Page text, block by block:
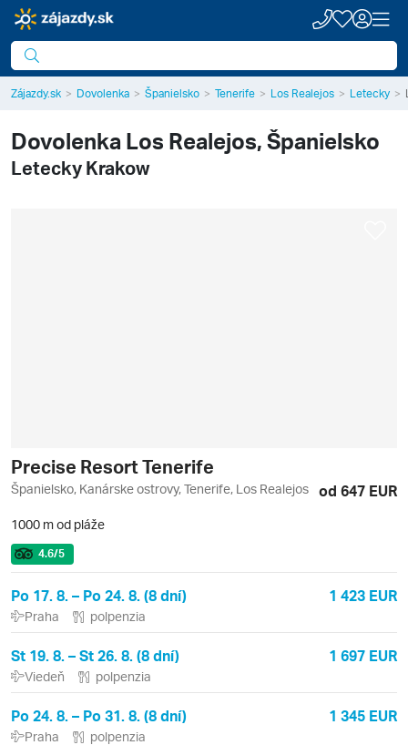
Zájazdy.sk Dovolenka Španielsko Tenerife Los Realejos Letecky
Dovolenka Los Realejos, Španielsko
Letecky Krakow
Precise Resort Tenerife
Španielsko, Kanárske ostrovy, Tenerife, Los Realejos od 647 EUR
1000 m od pláže
4.6/5
Po 17. 8. – Po 24. 8. (8 dní) 1 423 EUR
Praha polpenzia
St 19. 8. – St 26. 8. (8 dní) 1 697 EUR
Viedeň polpenzia
Po 24. 8. – Po 31. 8. (8 dní) 1 345 EUR
Praha polpenzia